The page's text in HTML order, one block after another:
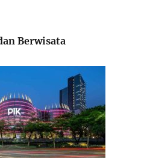
Berwisata